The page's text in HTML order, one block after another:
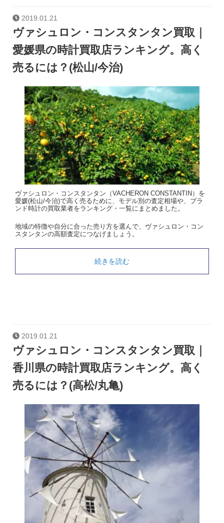
2019.01.21
ヴァシュロン・コンスタンタン買取｜
愛媛県の時計買取店ランキング。高く
売るには？(松山/今治)
ヴァシュロン・コンスタンタン（VACHERON CONSTANTIN）を
愛媛(松山/今治)で高く売るために、モデル別の査定相場や、ブラ
ンド時計の買取業者をランキング・一覧にまとめました。
地域の特徴や自分に合った売り方を選んで、ヴァシュロン・コン
スタンタンの高額査定につなげましょう。
続きを読む
2019.01.21
ヴァシュロン・コンスタンタン買取｜
香川県の時計買取店ランキング。高く
売るには？(高松/丸亀)